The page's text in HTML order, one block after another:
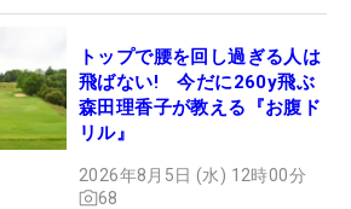
トップで腰を回し過ぎる人は
飛ばない! 今だに260y飛ぶ
森田理香子が教える『お腹ド
リル』
2026年8月5日 (水) 12時00分
68